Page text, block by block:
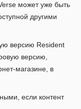
может уже быть
другими
версию Resident
версию,
магазине, в
если контент